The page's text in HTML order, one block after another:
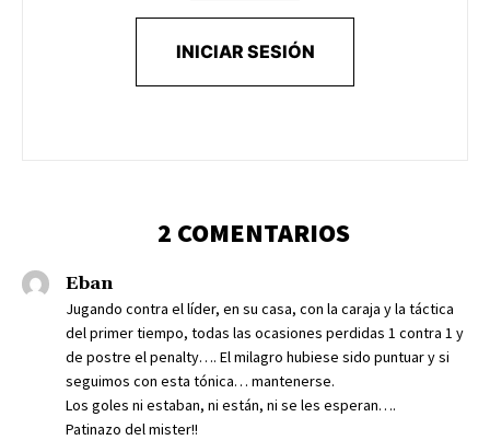
INICIAR SESIÓN
2 COMENTARIOS
Eban
Jugando contra el líder, en su casa, con la caraja y la táctica
del primer tiempo, todas las ocasiones perdidas 1 contra 1 y
de postre el penalty…. El milagro hubiese sido puntuar y si
seguimos con esta tónica… mantenerse.
Los goles ni estaban, ni están, ni se les esperan….
Patinazo del mister!!